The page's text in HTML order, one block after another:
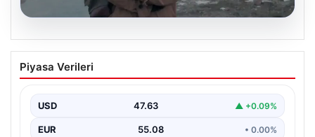
05.08.2026
Türk Sinemasında Farklı Bir İmza:
Ceylan Özgün Özçelik’in Unutulmaz
Türk sinemasında kendine özgü ve etkileyici bir anlatım
Piyasa Verileri
USD 47.63 ▲ +0.09%
EUR 55.08 • 0.00%